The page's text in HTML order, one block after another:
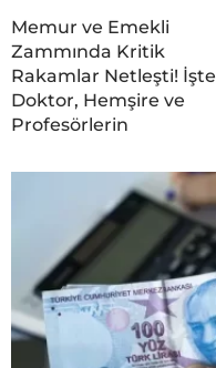
Memur ve Emekli
Zammında Kritik
Rakamlar Netleşti! İşte
Doktor, Hemşire ve
Profesörlerin